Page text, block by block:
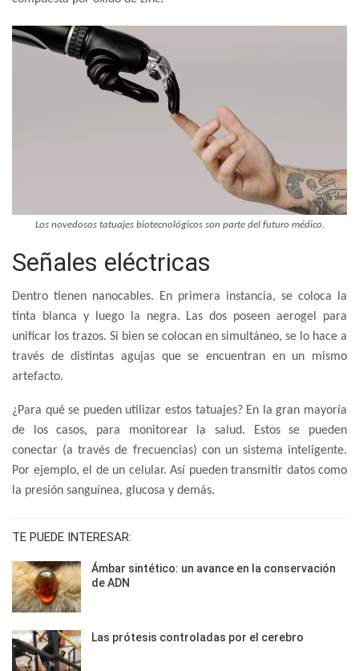
Los novedosos tatuajes biotecnológicos son parte del futuro médico.
Señales eléctricas
Dentro tienen nanocables. En primera instancia, se coloca la
tinta blanca y luego la negra. Las dos poseen aerogel para
unificar los trazos. Si bien se colocan en simultáneo, se lo hace a
través de distintas agujas que se encuentran en un mismo
artefacto.
¿Para qué se pueden utilizar estos tatuajes? En la gran mayoría
de los casos, para monitorear la salud. Estos se pueden
conectar (a través de frecuencias) con un sistema inteligente.
Por ejemplo, el de un celular. Así pueden transmitir datos como
la presión sanguínea, glucosa y demás.
TE PUEDE INTERESAR:
Ámbar sintético: un avance en la conservación
de ADN
Las prótesis controladas por el cerebro